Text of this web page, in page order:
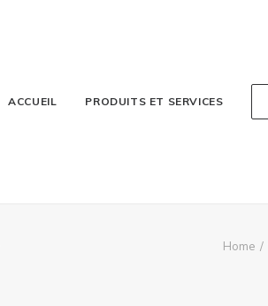
ACCUEIL PRODUITS ET SERVICES
Home